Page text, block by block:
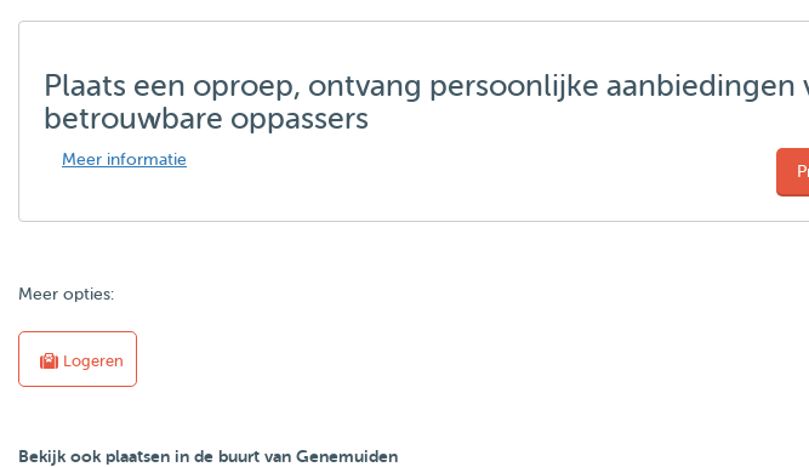
Plaats een oproep, ontvang persoonlijke aanbiedingen
betrouwbare oppassers
Meer informatie
Meer opties:
Logeren
Bekijk ook plaatsen in de buurt van Genemuiden